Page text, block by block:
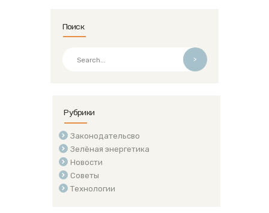
Поиск
>
Рубрики
Законодательсво
Зелёная энергетика
Новости
Советы
Технологии